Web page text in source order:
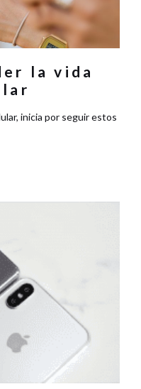
la vida
inicia por seguir estos